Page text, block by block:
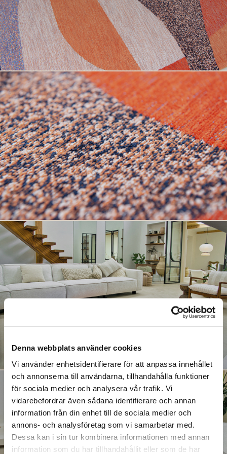
Denna webbplats använder cookies
Vi använder enhetsidentifierare för att anpassa innehållet
och annonserna till användarna, tillhandahålla funktioner
för sociala medier och analysera vår trafik. Vi
vidarebefordrar även sådana identifierare och annan
information från din enhet till de sociala medier och
annons- och analysföretag som vi samarbetar med.
Dessa kan i sin tur kombinera informationen med annan
information som du har tillhandahållit eller som de har
Prenumerera på våra utskick
Vill du få inbjudningar till våra events och